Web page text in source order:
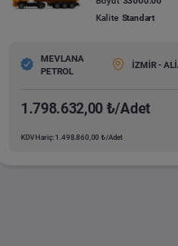
Kalite Standart
MEVLANA
PETROL
İZMİR -
1.798.632,00 ₺/Adet
KDV Hariç: 1.498.860,00 ₺/Adet